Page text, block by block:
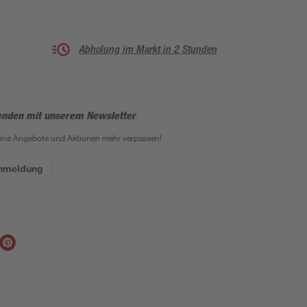
Abholung im Markt in 2 Stunden
mit unserem Newsletter
Angebote und Aktionen mehr verpassen!